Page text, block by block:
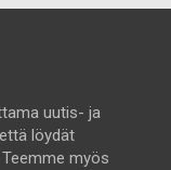
uutis- ja
löydät
myös